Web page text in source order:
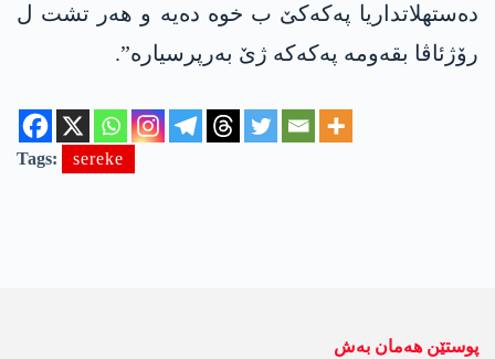
دەستهلاتداریا پەکەکێ ب خوە دەیە و هەر تشت ل
رۆژئاڤا بقەومە پەکەکە ژێ بەرپرسیارە”.
Tags: sereke
پوستێن ھەمان بەش